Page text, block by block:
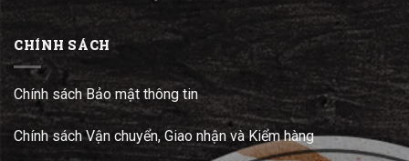
CHÍNH SÁCH
Chính sách Bảo mật thông tin
Chính sách Vận chuyển, Giao nhận và Kiểm hàng